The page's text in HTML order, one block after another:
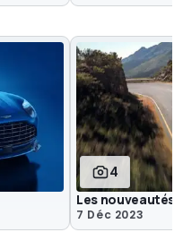
4
Les nouveautés
7 Déc 2023